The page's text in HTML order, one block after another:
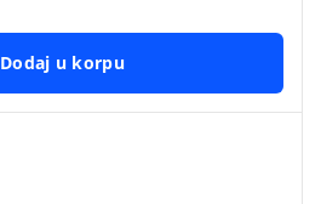
Dodaj u korpu